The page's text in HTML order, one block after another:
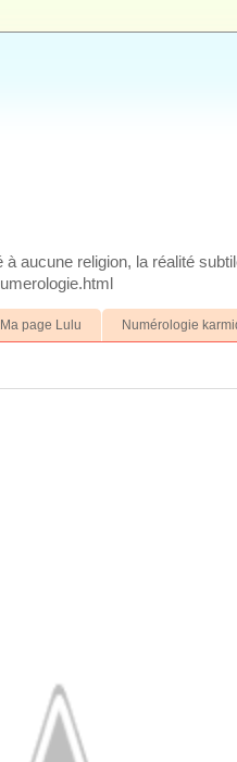
aucune religion, la réalité
Ma page Lulu Numérologie